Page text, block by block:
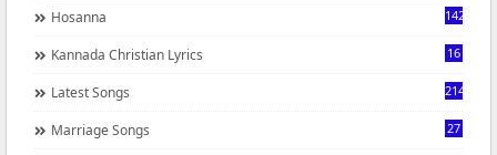
Hosanna 142
Kannada Christian Lyrics 16
Latest Songs 214
Marriage Songs 27